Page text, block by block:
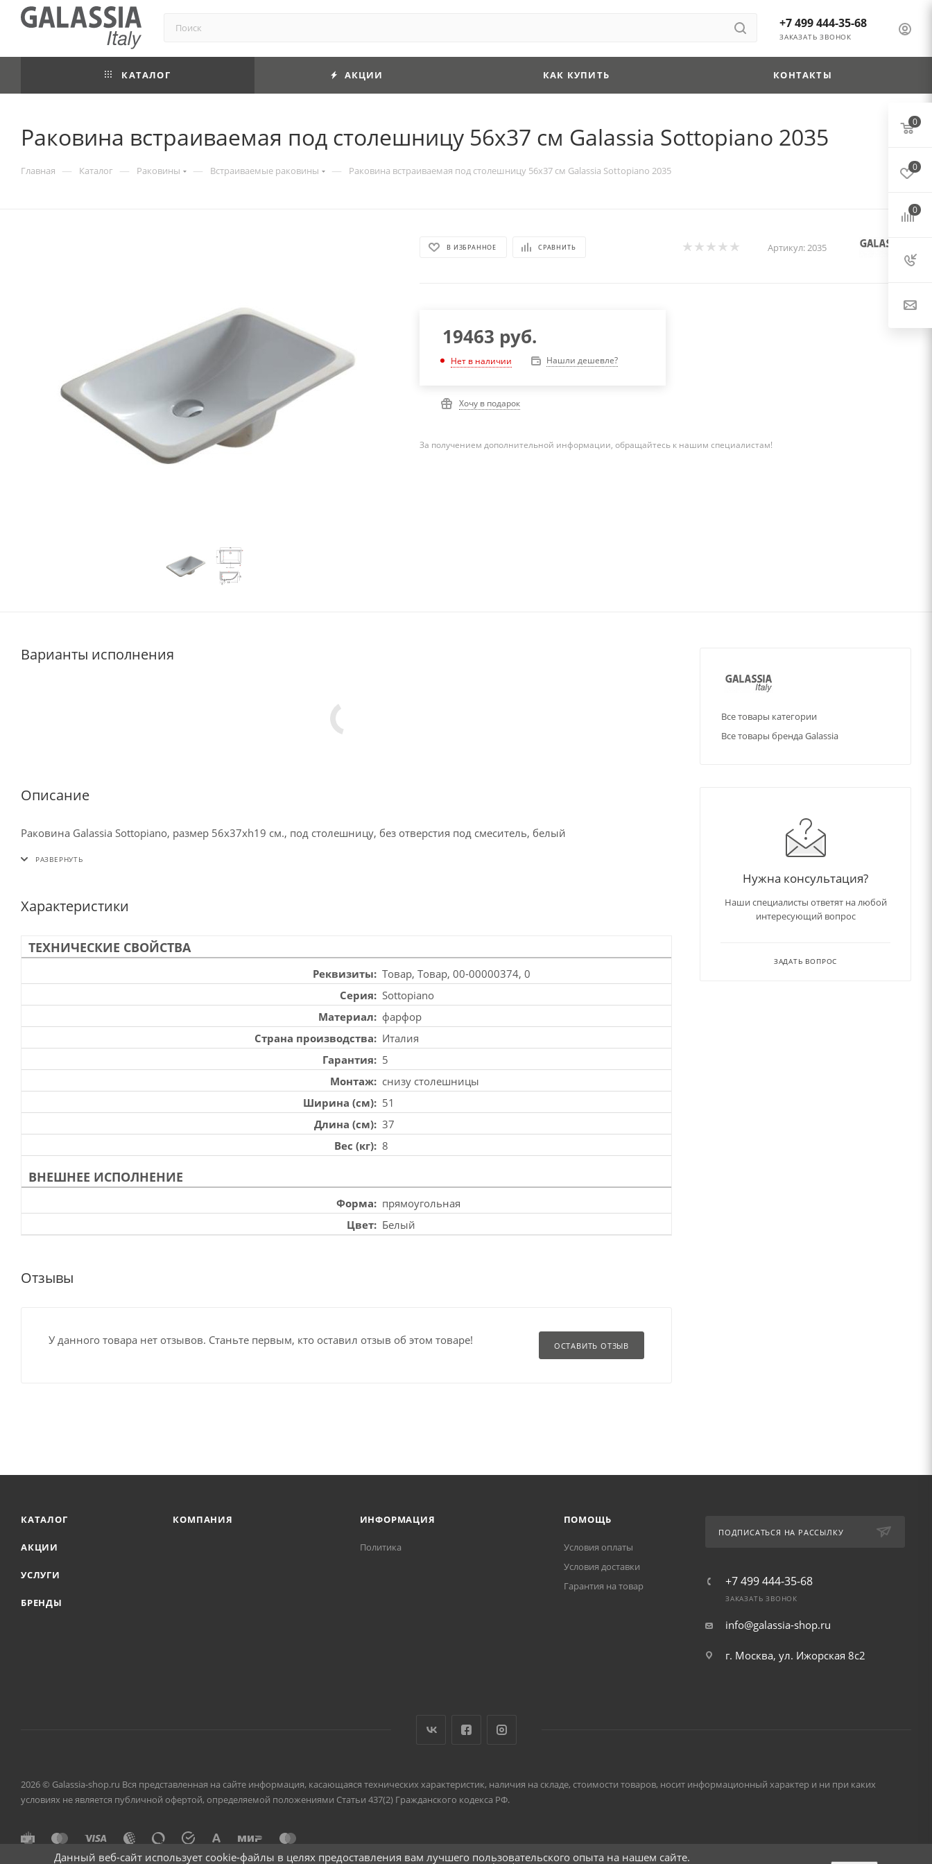
+7 499 444-35-68
ЗАКАЗАТЬ ЗВОНОК
КАТАЛОГ АКЦИИ КАК КУПИТЬ КОНТАКТЫ
Раковина встраиваемая под столешницу 56х37 см Galassia Sottopiano 2035
Главная — Каталог — Раковины — Встраиваемые раковины — Раковина встраиваемая под столешницу 56х37 см Galassia Sottopiano 2035
В ИЗБРАННОЕ СРАВНИТЬ Артикул:2035
19463 руб.
Нет в наличии Нашли дешевле?
Хочу в подарок
За получением дополнительной информации, обращайтесь к нашим специалистам!
Варианты исполнения
Описание
Раковина Galassia Sottopiano, размер 56х37хh19 см., под столешницу, без отверстия под смеситель, белый
Характеристики
ТЕХНИЧЕСКИЕ СВОЙСТВА
Реквизиты
Товар, Товар, 00-00000374, 0
Серия
Sottopiano
Материал
фарфор
Страна производства
Италия
Гарантия
5
Монтаж
снизу столешницы
Ширина (см)
51
Длина (см) 37
Вес (кг) 8
ВНЕШНЕЕ ИСПОЛНЕНИЕ
Форма
прямоугольная
Цвет
Белый
Отзывы
ОСТАВИТЬ ОТЗЫВ
У данного товара нет отзывов. Станьте первым, кто оставил отзыв об этом товаре!
Все товары категории
Все товары бренда Galassia
Нужна консультация?
Наши специалисты ответят на любой
интересующий вопрос
ЗАДАТЬ ВОПРОС
КАТАЛОГ
АКЦИИ
УСЛУГИ
БРЕНДЫ
КОМПАНИЯ ИНФОРМАЦИЯ
Политика
ПОМОЩЬ
Условия оплаты
Условия доставки
Гарантия на товар
ПОДПИСАТЬСЯ НА РАССЫЛКУ
+7 499 444-35-68
ЗАКАЗАТЬ ЗВОНОК
info@galassia-shop.ru
г. Москва, ул. Ижорская 8с2
2026 © Galassia-shop.ru Вся представленная на сайте информация, касающаяся технических характеристик, наличия на складе, стоимости товаров, носит информационный характер и ни при каких
условиях не является публичной офертой, определяемой положениями Статьи 437(2) Гражданского кодекса РФ.
0
0
0
Данный веб-сайт использует cookie-файлы в целях предоставления вам лучшего пользовательского опыта на нашем сайте.